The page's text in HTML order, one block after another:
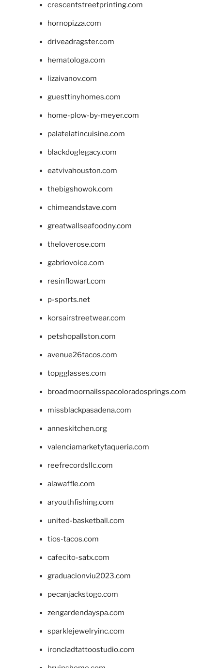
crescentstreetprinting.com
hornopizza.com
driveadragster.com
hematologa.com
lizaivanov.com
guesttinyhomes.com
home-plow-by-meyer.com
palatelatincuisine.com
blackdoglegacy.com
eatvivahouston.com
thebigshowok.com
chimeandstave.com
greatwallseafoodny.com
theloverose.com
gabriovoice.com
resinflowart.com
p-sports.net
korsairstreetwear.com
petshopallston.com
avenue26tacos.com
topgglasses.com
broadmoornailsspacoloradosprings.com
missblackpasadena.com
anneskitchen.org
valenciamarketytaqueria.com
reefrecordsllc.com
alawaffle.com
aryouthfishing.com
united-basketball.com
tios-tacos.com
cafecito-satx.com
graduacionviu2023.com
pecanjackstogo.com
zengardendayspa.com
sparklejewelryinc.com
ironcladtattoostudio.com